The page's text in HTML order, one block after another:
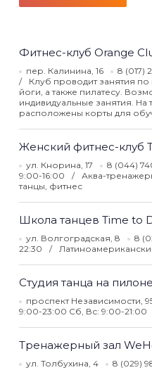
Фитнес-клуб Orange
пер. Калинина, 16 8 (017)
Клуб проводит занятия
йоги, а также пилатесу.
индивидуальные занятия. На
расположены корты для
Женский фитнес-клуб
ул. Кнорина, 17 8 (044)
9:00-16:00
Аква-
танцы, фитнес
Школа танцев Time to
ул. Волгоградская, 8 8
22:30
Студия танца на
проспект Независимости,
9:00-23:00 Сб, Вс: 9:00-21:00
Тренажерный зал
ул. Толбухина, 4 8 (029)